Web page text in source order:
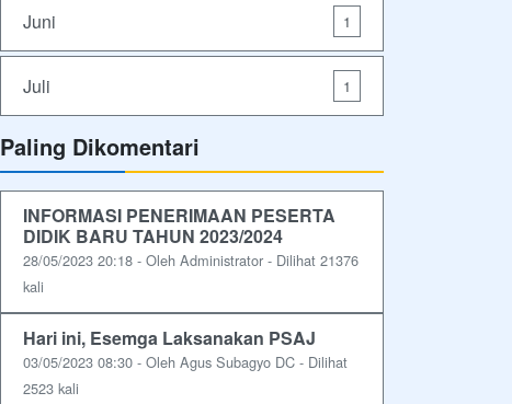
Juni 1
Juli 1
Paling Dikomentari
INFORMASI PENERIMAAN PESERTA
DIDIK BARU TAHUN 2023/2024
28/05/2023 20:18 - Oleh Administrator - Dilihat 21376
kali
Hari ini, Esemga Laksanakan PSAJ
03/05/2023 08:30 - Oleh Agus Subagyo DC - Dilihat
2523 kali